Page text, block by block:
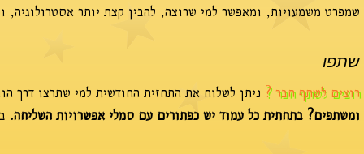
שמפרט משמעויות, ומאפשר למי שרוצה, להבין קצת יותר אסטרולוגיה,
שתפו
רוצים לשתף חבר ? ניתן לשלוח את התחזית החודשית למי שתרצו דרך
ומשתפים? בתחתית כל עמוד יש כפתורים עם סמלי אפשרויות השליחה.